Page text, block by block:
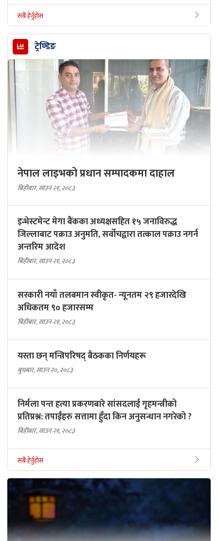
सबै हेर्नुहोस
ट्रेण्डिङ
नेपाल लाइभको प्रधान सम्पादकमा दाहाल
बिहीबार, साउन २१, २०८३
इन्भेस्टमेन्ट मेगा बैंकका अध्यक्षसहित १५ जनाविरुद्ध
जिल्लाबाट पक्राउ अनुमति, सर्वोचद्वारा तत्काल पक्राउ नगर्न
अन्तरिम आदेश
बिहीबार, साउन २१, २०८३
सरकारी नयाँ तलबमान स्वीकृत- न्यूनतम २९ हजारदेखि
अधिकतम ९० हजारसम्म
बिहीबार, साउन २१, २०८३
यस्ता छन् मन्त्रिपरिषद् बैठकका निर्णयहरू
बुधबार, साउन २०, २०८३
निर्मला पन्त हत्या प्रकरणबारे सांसदलाई गृहमन्त्रीको
प्रतिप्रश्न: तपाईंहरु सत्तामा हुँदा किन अनुसन्धान नगरेको ?
बिहीबार, साउन २१, २०८३
सबै हेर्नुहोस